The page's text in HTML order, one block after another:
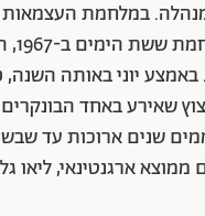
הם
באמצע יוני באותה
ארגנטינאי,